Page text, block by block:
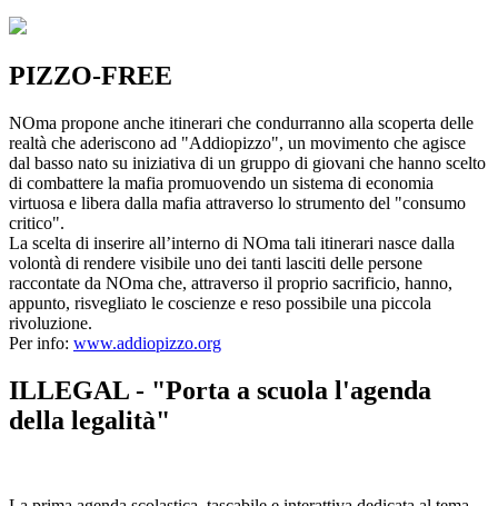
PIZZO-FREE
NOma propone anche itinerari che condurranno alla scoperta delle
realtà che aderiscono ad "Addiopizzo", un movimento che agisce
dal basso nato su iniziativa di un gruppo di giovani che hanno scelto
di combattere la mafia promuovendo un sistema di economia
virtuosa e libera dalla mafia attraverso lo strumento del "consumo
critico".
La scelta di inserire all’interno di NOma tali itinerari nasce dalla
volontà di rendere visibile uno dei tanti lasciti delle persone
raccontate da NOma che, attraverso il proprio sacrificio, hanno,
appunto, risvegliato le coscienze e reso possibile una piccola
rivoluzione.
Per info: www.addiopizzo.org
ILLEGAL - "Porta a scuola l'agenda
della legalità"